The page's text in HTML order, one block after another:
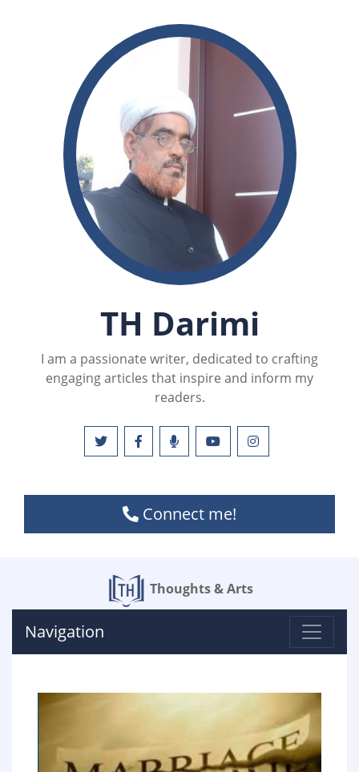
TH Darimi
I am a passionate writer, dedicated to crafting
engaging articles that inspire and inform my
readers.
Connect me!
Thoughts & Arts
Navigation